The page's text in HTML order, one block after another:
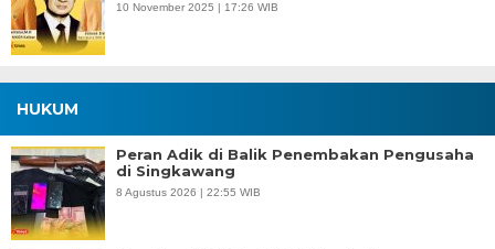
10 November 2025 | 17:26 WIB
HUKUM
Peran Adik di Balik Penembakan Pengusaha
di Singkawang
8 Agustus 2026 | 22:55 WIB